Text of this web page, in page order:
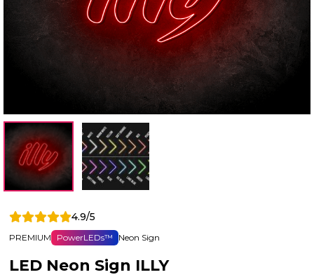
4.9/5
PREMIUM PowerLEDs™ Neon Sign
LED Neon Sign ILLY